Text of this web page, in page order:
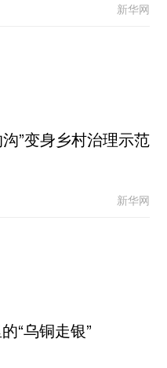
新华网
沟”变身乡村治理示范
新华网
“乌铜走银”